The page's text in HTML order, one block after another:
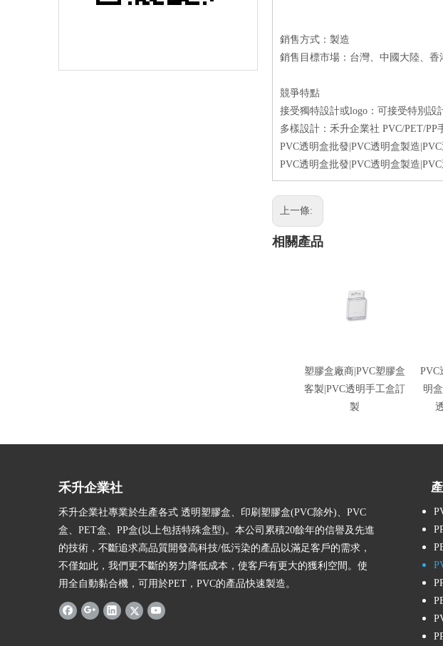
銷售方式：製造
銷售目標市場：台灣、中國大陸、香
競爭特點
接受獨特設計或logo：可接受特別設
多樣設計：禾升企業社 PVC/PET/
PVC透明盒批發|PVC透明盒製造
PVC透明盒批發|PVC透明盒製造
上一條:
相關產品
塑膠盒廠商|PVC塑膠盒
客製|PVC透明手工盒訂
製
PVC
明
禾升企業社
禾升企業社專業於生產各式 透明塑膠盒、印刷塑膠盒(PVC除外)、PVC
盒、PET盒、PP盒(以上包括特殊盒型)。本公司累積20餘年的信譽及先進
的技術，不斷追求高品質開發高科技/低污染的產品以滿足客戶的需求，
不僅如此，我們更不斷的努力降低成本，使客戶有更大的獲利空間。使
用全自動黏合機，可用於PET，PVC的產品快速製造。